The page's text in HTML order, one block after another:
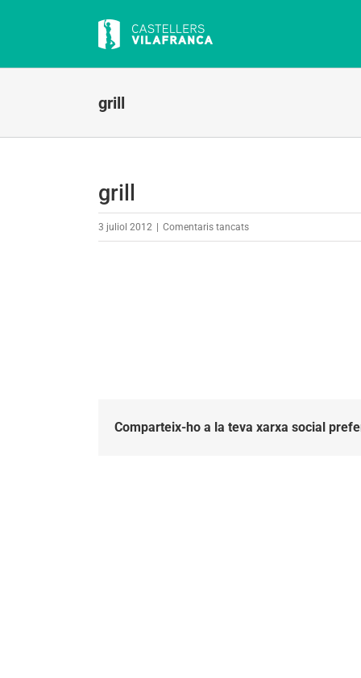
grill
grill
3 juliol 2012 Comentaris tancatsa
Comparteix-ho a la teva xarxa social